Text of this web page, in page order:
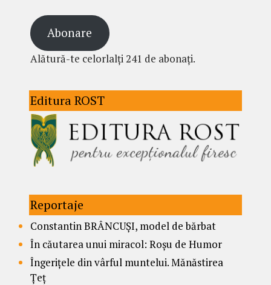
Abonare
Alătură-te celorlalți 241 de abonați.
Editura ROST
Reportaje
Constantin BRÂNCUȘI, model de bărbat
În căutarea unui miracol: Roșu de Humor
Îngerițele din vârful muntelui. Mănăstirea
Țeț